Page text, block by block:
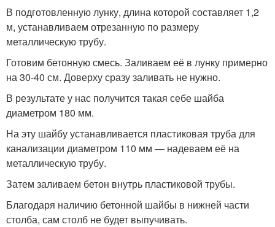
В подготовленную лунку, длина которой составляет 1,2
м, устанавливаем отрезанную по размеру
металлическую трубу.
Готовим бетонную смесь. Заливаем её в лунку примерно
на 30-40 см. Доверху сразу заливать не нужно.
В результате у нас получится такая себе шайба
диаметром 180 мм.
На эту шайбу устанавливается пластиковая труба для
канализации диаметром 110 мм — надеваем её на
металлическую трубу.
Затем заливаем бетон внутрь пластиковой трубы.
Благодаря наличию бетонной шайбы в нижней части
столба, сам столб не будет выпучивать.